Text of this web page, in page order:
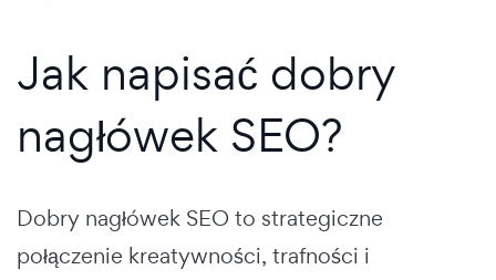
Jak napisać dobry
nagłówek SEO?
Dobry nagłówek SEO to strategiczne
połączenie kreatywności, trafności i